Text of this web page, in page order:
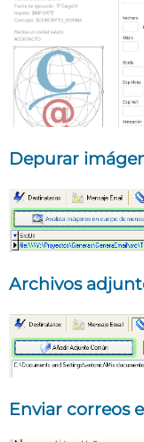
Depurar
Archivos
Enviar correos